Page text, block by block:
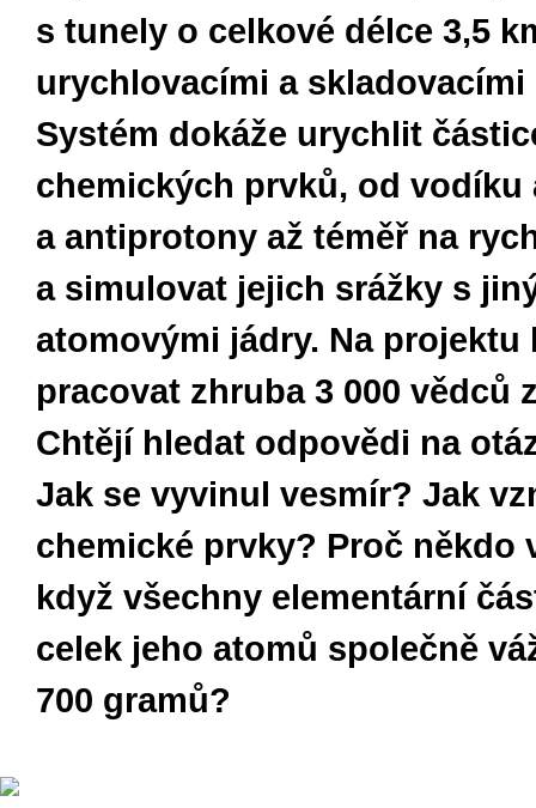
s tunely o celkové délce 3,5
urychlovacími a skladovacími
Systém dokáže urychlit
chemických prvků, od vodíku
a antiprotony až téměř na
a simulovat jejich srážky s
atomovými jádry. Na projektu
pracovat zhruba 3 000 vědců
Chtějí hledat odpovědi na
Jak se vyvinul vesmír? Jak
chemické prvky? Proč někdo
když všechny elementární
celek jeho atomů společně
700 gramů?